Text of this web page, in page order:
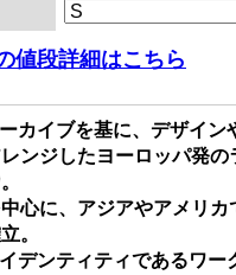
値段詳細はこちら
カイブを基に、デザイン
ンジしたヨーロッパ発の
心に、アジアやアメリカ
。
デンティティであるワー